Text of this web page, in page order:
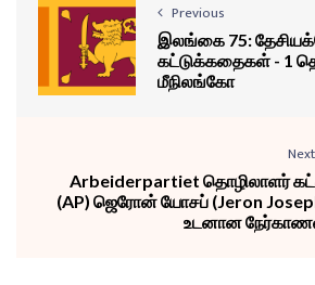
Previous
இலங்கை 75:
கட்டுக்கதைகள் - 1
மீநிலங்கோ
Next
Arbeiderpartiet தொழிலாளர்
(AP) ஜெரோன் யோசப் (Jeron
உடனான